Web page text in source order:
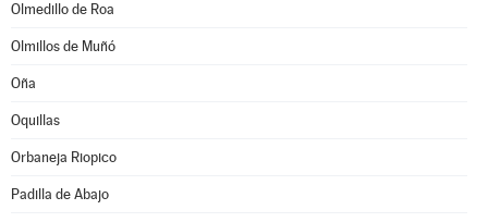
Olmedillo de Roa
Olmillos de Muñó
Oña
Oquillas
Orbaneja Riopico
Padilla de Abajo